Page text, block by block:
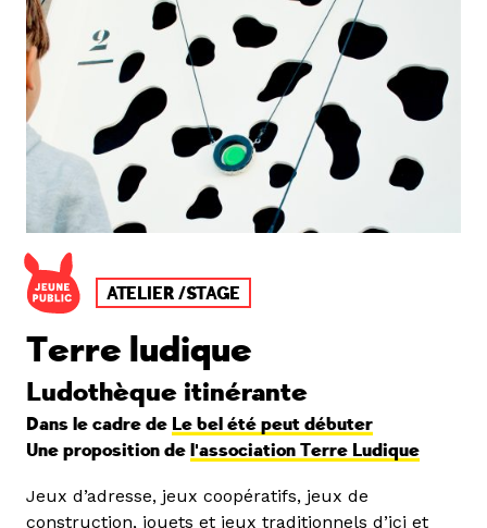
ATELIER /STAGE
Terre ludique
Ludothèque itinérante
Dans le cadre de Le bel été peut débuter
Une proposition de l'association Terre Ludique
Jeux d’adresse, jeux coopératifs, jeux de
construction, jouets et jeux traditionnels d’ici et